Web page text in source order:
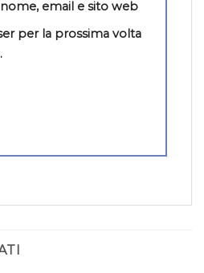
email e sito web
per la prossima volta